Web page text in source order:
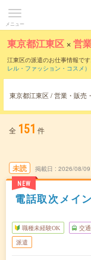
メニュー
東京都江東区 ×営
江東区の派遣のお仕事情報で
レル・ファッション・コスメ）
東京都江東区 / 営業・販売
全 151 件
未読
NEW
掲載日 2026/08/09
電話取次メイ
職種未経験OK 交
派遣